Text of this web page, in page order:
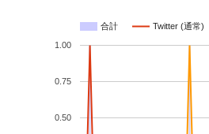
合計 Twitter (通常)
0.50
0.75
1.00